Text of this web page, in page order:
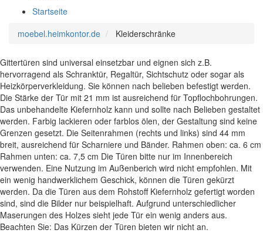
Startseite
moebel.heimkontor.de
Kleiderschränke
Gittertüren sind universal einsetzbar und eignen sich z.B.
hervorragend als Schranktür, Regaltür, Sichtschutz oder sogar als
Heizkörperverkleidung. Sie können nach belieben befestigt werden.
Die Stärke der Tür mit 21 mm ist ausreichend für Topflochbohrungen.
Das unbehandelte Kiefernholz kann und sollte nach Belieben gestaltet
werden. Farbig lackieren oder farblos ölen, der Gestaltung sind keine
Grenzen gesetzt. Die Seitenrahmen (rechts und links) sind 44 mm
breit, ausreichend für Scharniere und Bänder. Rahmen oben: ca. 6 cm
Rahmen unten: ca. 7,5 cm Die Türen bitte nur im Innenbereich
verwenden. Eine Nutzung im Außenberich wird nicht empfohlen. Mit
ein wenig handwerklichem Geschick, können die Türen gekürzt
werden. Da die Türen aus dem Rohstoff Kiefernholz gefertigt worden
sind, sind die Bilder nur beispielhaft. Aufgrund unterschiedlicher
Maserungen des Holzes sieht jede Tür ein wenig anders aus.
Beachten Sie: Das Kürzen der Türen bieten wir nicht an.